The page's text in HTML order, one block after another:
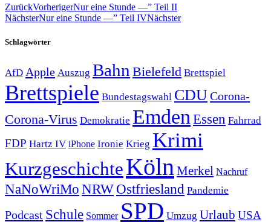
ZurückVorherigerNur eine Stunde —” Teil II
NächsterNur eine Stunde —” Teil IVNächster
Schlagwörter
AfD Apple Auszug Bahn Bielefeld Brettspiel
Brettspiele Bundestagswahl CDUCorona-
Corona-Virus Demokratie Emden Essen Fahrrad
FDP Hartz IV iPhone Ironie Krieg Krimi
KurzgeschichteKöln Merkel Nachruf
NaNoWriMo NRWOstfriesland Pandemie
Podcast Schule Sommer SPD Umzug Urlaub USA